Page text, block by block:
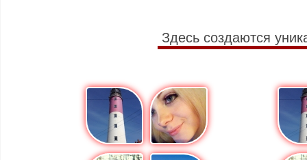
Здесь создаются